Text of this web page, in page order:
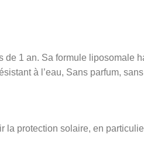
1 an. Sa formule liposomale
à l’eau, Sans parfum,
protection solaire, en